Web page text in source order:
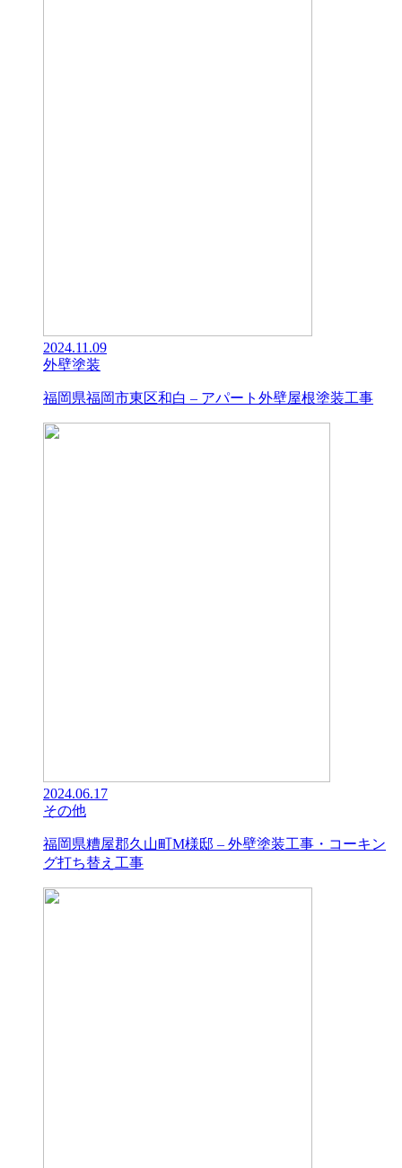
2024.11.09
外壁塗装
福岡県福岡市東区和白 – アパート外壁屋根塗装工事
2024.06.17
その他
福岡県糟屋郡久山町M様邸 – 外壁塗装工事・コーキン
グ打ち替え工事